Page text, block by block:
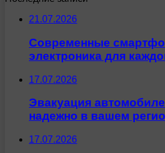
21.07.2026
Современные
электроника для
17.07.2026
Эвакуация
надежно в вашем
17.07.2026